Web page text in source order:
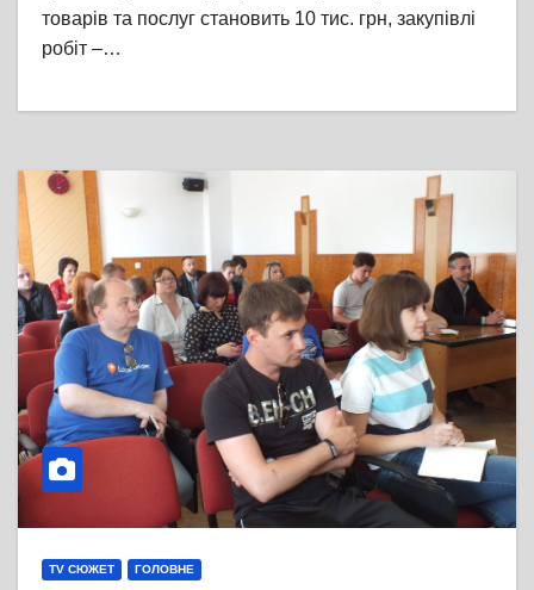
товарів та послуг становить 10 тис. грн, закупівлі
робіт –…
TV СЮЖЕТ ГОЛОВНЕ